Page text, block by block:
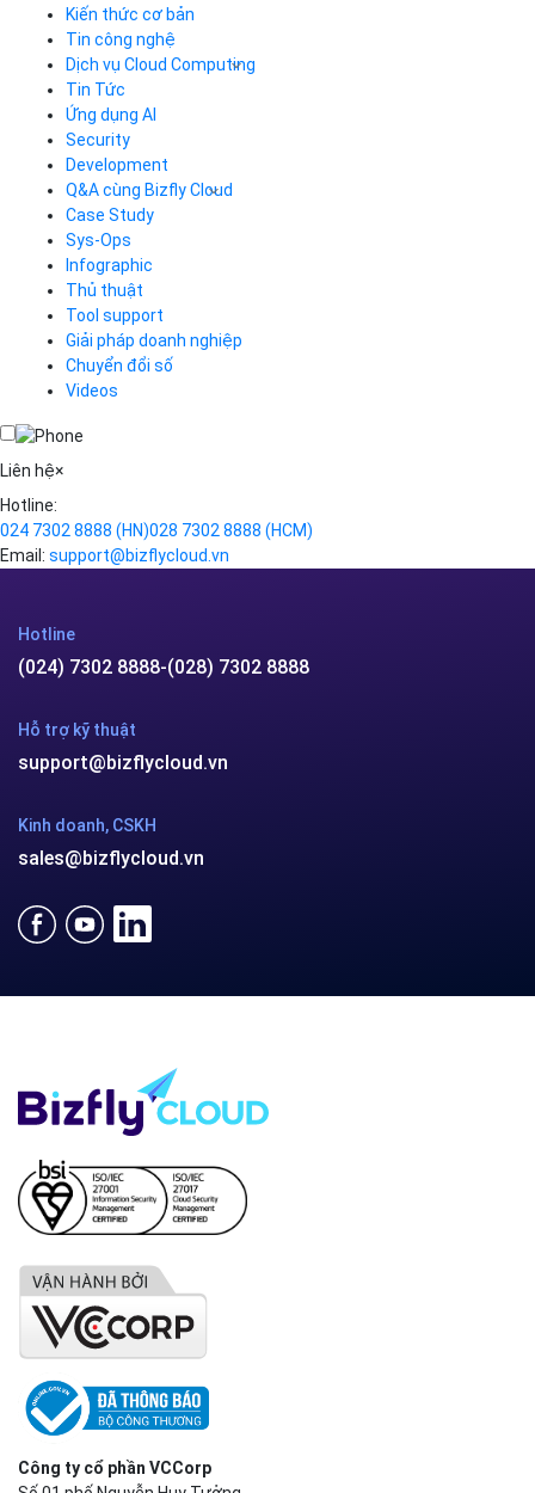
Kiến thức cơ bản
Tin công nghệ
Dịch vụ Cloud Computing
Cloud Server
CDN
Load Balancer
Auto Scaling
Container Registry
Kubernetes
Cloud Database
Call Center
Business Email
Simple Storage
VPN
Traffic Manager
Cloud VPS
Videos
Tin Tức
Ứng dụng AI
Security
Development
Q&A cùng Bizfly Cloud
Q&A về Bizfly Cloud Server
Thao tác kết nối tới server
Videos
Q&A về Bizfly Business Email
Videos
Case Study
Sys-Ops
Infographic
Thủ thuật
Tool support
Giải pháp doanh nghiệp
Chuyển đổi số
Videos
Liên hệ×
Hotline:
024 7302 8888 (HN)028 7302 8888 (HCM)
Email: support@bizflycloud.vn
Hotline
(024) 7302 8888-(028) 7302 8888
Hỗ trợ kỹ thuật
support@bizflycloud.vn
Kinh doanh, CSKH
sales@bizflycloud.vn
Công ty cổ phần VCCorp